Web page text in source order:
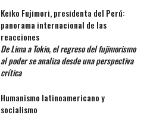
Keiko Fujimori, presidenta del Perú:
panorama internacional de las
reacciones
De Lima a Tokio, el regreso del fujimorismo
al poder se analiza desde una perspectiva
crítica
Humanismo latinoamericano y
socialismo